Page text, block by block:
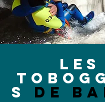
LES
S DE